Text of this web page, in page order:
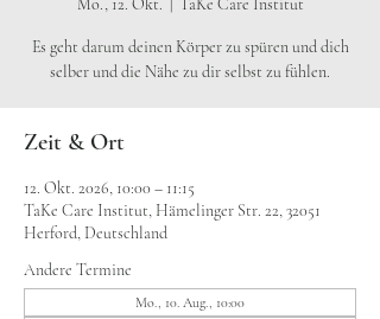
Mo., 12. Okt. TaKe Care Institut
Es geht darum deinen Körper zu spüren und dich
selber und die Nähe zu dir selbst zu fühlen.
Zeit & Ort
12. Okt. 2026, 10:00 – 11:15
TaKe Care Institut, Hämelinger Str. 22, 32051
Herford, Deutschland
Andere Termine
Mo., 10. Aug., 10:00